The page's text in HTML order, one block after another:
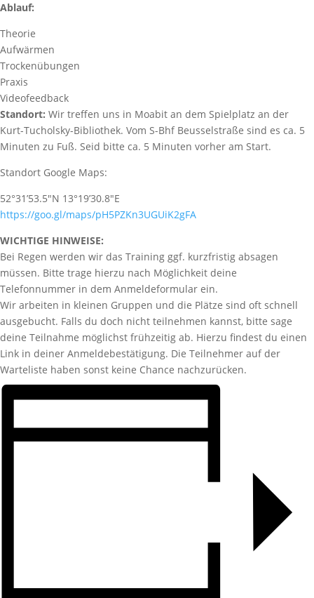
Ablauf:
Theorie
Aufwärmen
Trockenübungen
Praxis
Videofeedback
Standort: Wir treffen uns in Moabit an dem Spielplatz an der
Kurt-Tucholsky-Bibliothek. Vom S-Bhf Beusselstraße sind es ca. 5
Minuten zu Fuß. Seid bitte ca. 5 Minuten vorher am Start.
Standort Google Maps:
52°31’53.5″N 13°19’30.8″E
https://goo.gl/maps/pH5PZKn3UGUiK2gFA
WICHTIGE HINWEISE:
Bei Regen werden wir das Training ggf. kurzfristig absagen
müssen. Bitte trage hierzu nach Möglichkeit deine
Telefonnummer in dem Anmeldeformular ein.
Wir arbeiten in kleinen Gruppen und die Plätze sind oft schnell
ausgebucht. Falls du doch nicht teilnehmen kannst, bitte sage
deine Teilnahme möglichst frühzeitig ab. Hierzu findest du einen
Link in deiner Anmeldebestätigung. Die Teilnehmer auf der
Warteliste haben sonst keine Chance nachzurücken.